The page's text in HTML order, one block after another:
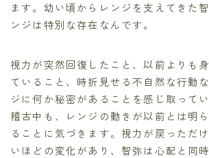
ます。幼い頃からレンジを支えてきた
ンジは特別な存在なんです。
視力が突然回復したこと、以前よりも
ていること、時折見せる不自然な行動
ジに何か秘密があることを感じ取って
稽古中も、レンジの動きが以前とは明
ることに気づきます。視力が戻っただ
いほどの変化があり、智弥は心配と同